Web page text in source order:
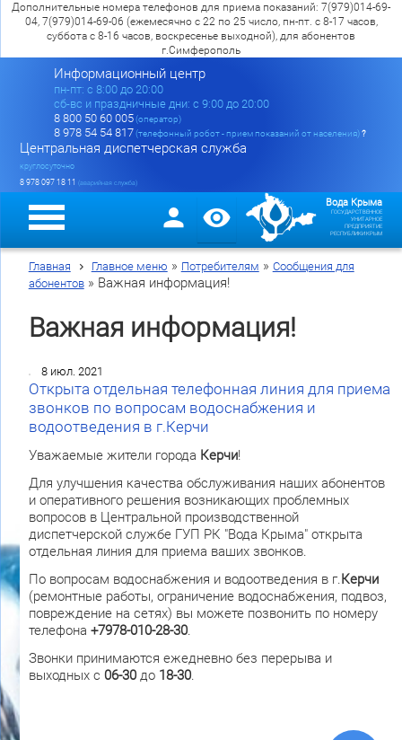
Дополнительные номера телефонов для приема показаний: 7(979)014-69-
04, 7(979)014-69-06 (ежемесячно с 22 по 25 число, пн-пт. с 8-17 часов,
суббота с 8-16 часов, воскресенье выходной), для абонентов
г.Симферополь
Информационный центр
пн-пт: c 8:00 до 20:00
сб-вс и праздничные дни: с 9:00 до 20:00
8 800 50 60 005(оператор)
8 978 54 54 817(телефонный робот - прием показаний от населения)?
Центральная диспетчерская служба
круглосуточно
8 978 097 18 11 (аварийная служба)
Вода Крыма
ГОСУДАРСТВЕННОЕ
УНИТАРНОЕ
ПРЕДПРИЯТИЕ
РЕСПУБЛИКИ КРЫМ
Главная Главное меню » Потребителям » Сообщения для
абонентов» Важная информация!
Важная информация!
8 июл. 2021
Открыта отдельная телефонная линия для приема
звонков по вопросам водоснабжения и
водоотведения в г.Керчи
Уважаемые жители города Керчи!
Для улучшения качества обслуживания наших абонентов
и оперативного решения возникающих проблемных
вопросов в Центральной производственной
диспетчерской службе ГУП РК "Вода Крыма" открыта
отдельная линия для приема ваших звонков.
По вопросам водоснабжения и водоотведения в г.Керчи
(ремонтные работы, ограничение водоснабжения, подвоз,
повреждение на сетях) вы можете позвонить по номеру
телефона +7978-010-28-30.
Звонки принимаются ежедневно без перерыва и
выходных с 06-30до 18-30.